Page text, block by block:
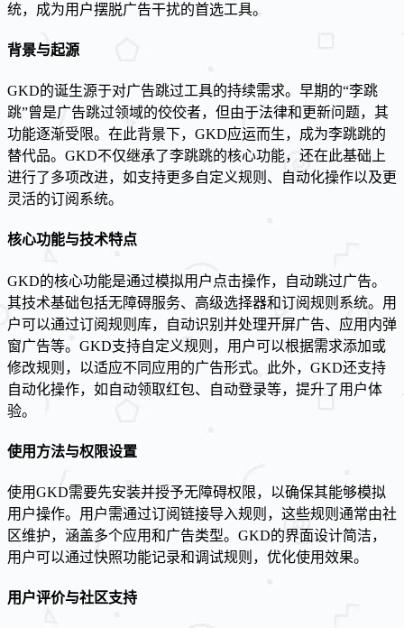
统，成为用户摆脱广告干扰的首选工具。
背景与起源
GKD的诞生源于对广告跳过工具的持续需求。早期的“李跳
跳”曾是广告跳过领域的佼佼者，但由于法律和更新问题，其
功能逐渐受限。在此背景下，GKD应运而生，成为李跳跳的
替代品。GKD不仅继承了李跳跳的核心功能，还在此基础上
进行了多项改进，如支持更多自定义规则、自动化操作以及更
灵活的订阅系统。
核心功能与技术特点
GKD的核心功能是通过模拟用户点击操作，自动跳过广告。
其技术基础包括无障碍服务、高级选择器和订阅规则系统。用
户可以通过订阅规则库，自动识别并处理开屏广告、应用内弹
窗广告等。GKD支持自定义规则，用户可以根据需求添加或
修改规则，以适应不同应用的广告形式。此外，GKD还支持
自动化操作，如自动领取红包、自动登录等，提升了用户体
验。
使用方法与权限设置
使用GKD需要先安装并授予无障碍权限，以确保其能够模拟
用户操作。用户需通过订阅链接导入规则，这些规则通常由社
区维护，涵盖多个应用和广告类型。GKD的界面设计简洁，
用户可以通过快照功能记录和调试规则，优化使用效果。
用户评价与社区支持